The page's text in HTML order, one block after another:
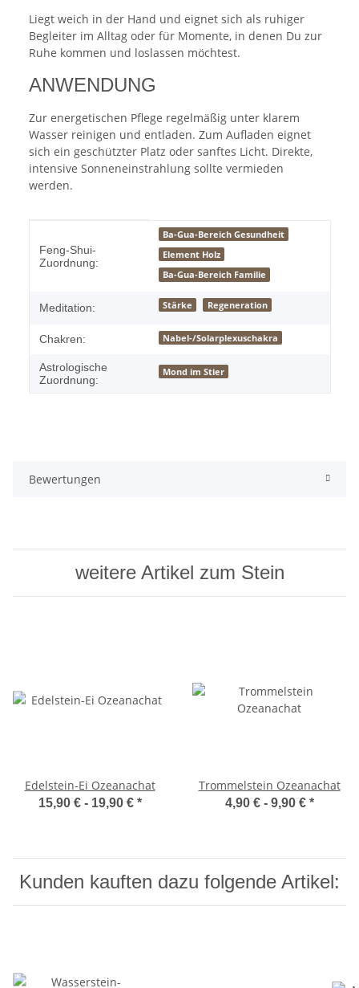
Liegt weich in der Hand und eignet sich als ruhiger
Begleiter im Alltag oder für Momente, in denen Du zur
Ruhe kommen und loslassen möchtest.
ANWENDUNG
Zur energetischen Pflege regelmäßig unter klarem
Wasser reinigen und entladen. Zum Aufladen eignet
sich ein geschützter Platz oder sanftes Licht. Direkte,
intensive Sonneneinstrahlung sollte vermieden
werden.
Feng-Shui-
Zuordnung:
Ba-Gua-Bereich Gesundheit
Element Holz
Ba-Gua-Bereich Familie
Meditation: Stärke Regeneration
Chakren: Nabel-/Solarplexuschakra
Astrologische
Zuordnung:
Mond im Stier
Bewertungen
weitere Artikel zum Stein
Edelstein-Ei Ozeanachat
15,90 € - 19,90 € *
Trommelstein Ozeanachat
4,90 € - 9,90 € *
Kunden kauften dazu folgende Artikel: